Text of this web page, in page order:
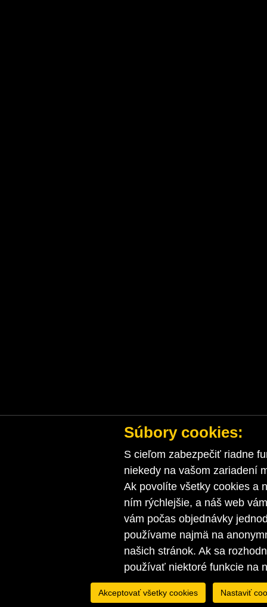
Súbory cookies:
S cieľom zabezpečiť riadne
niekedy na vašom zariadení
Ak povolíte všetky cookies a
ním rýchlejšie, a náš web
vám počas objednávky
používame najmä na
našich stránok. Ak sa
používať niektoré funkcie na
Akceptovať všetky cookies Nastaviť